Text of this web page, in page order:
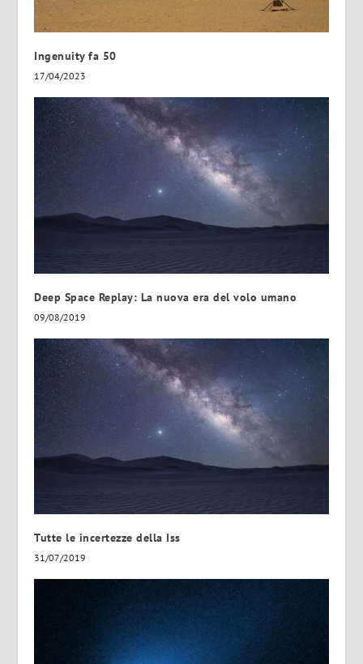
Ingenuity fa 50
17/04/2023
Deep Space Replay: La nuova era del volo umano
09/08/2019
Tutte le incertezze della Iss
31/07/2019